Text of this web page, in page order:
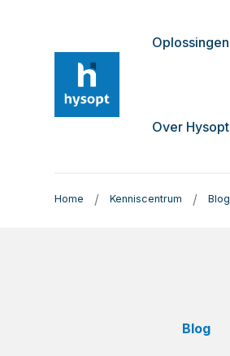
Oplossingen
Over Hysopt
Home / Kenniscentrum / Blog
Blog